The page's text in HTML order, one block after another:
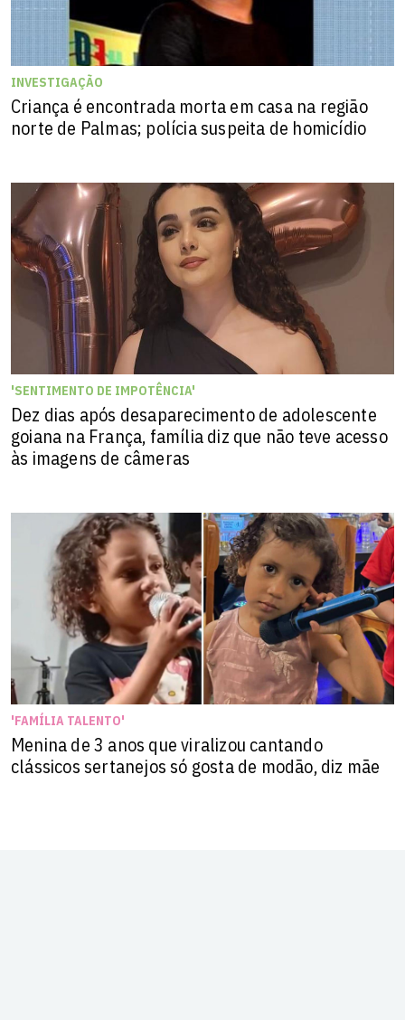
INVESTIGAÇÃO
Criança é encontrada morta em casa na região
norte de Palmas; polícia suspeita de homicídio
'SENTIMENTO DE IMPOTÊNCIA'
Dez dias após desaparecimento de adolescente
goiana na França, família diz que não teve acesso
às imagens de câmeras
'FAMÍLIA TALENTO'
Menina de 3 anos que viralizou cantando
clássicos sertanejos só gosta de modão, diz mãe